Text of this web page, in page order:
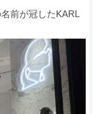
前が冠したKARL